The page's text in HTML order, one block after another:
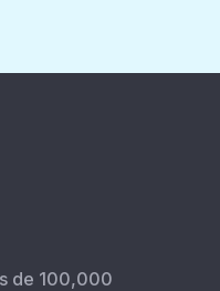
de 100,000